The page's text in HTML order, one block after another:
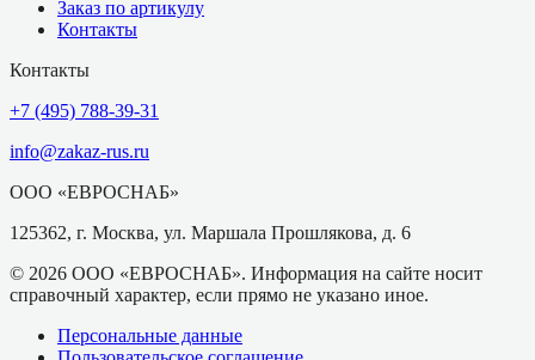
Заказ по артикулу
Контакты
Контакты
+7 (495) 788-39-31
info@zakaz-rus.ru
ООО «ЕВРОСНАБ»
125362, г. Москва, ул. Маршала Прошлякова, д. 6
© 2026 ООО «ЕВРОСНАБ». Информация на сайте носит
справочный характер, если прямо не указано иное.
Персональные данные